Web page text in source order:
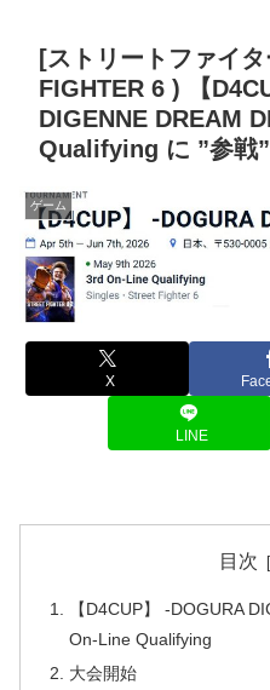
[ストリートファイ
FIGHTER 6 ) 【
DIGENNE DREAM
Qualifying に ”参戦”
ゲーム
X
LINE
目次
【D4CUP】 -DOGURA
On-Line Qualifying
大会開始